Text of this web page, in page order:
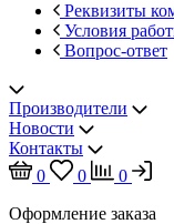
Реквизиты
Условия
Вопрос-ответ
Производители
Новости
Контакты
0
0
0
Оформление заказа